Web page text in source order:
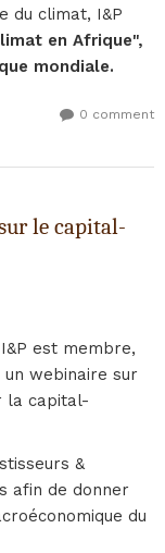
du climat, I&P
en Afrique",
mondiale.
0 comment
le capital-
est membre,
un webinaire sur
la capital-
&
afin de donner
du